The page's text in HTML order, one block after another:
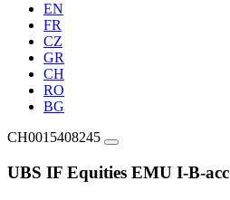
EN
FR
CZ
GR
CH
RO
BG
CH0015408245
UBS IF Equities EMU I-B-acc